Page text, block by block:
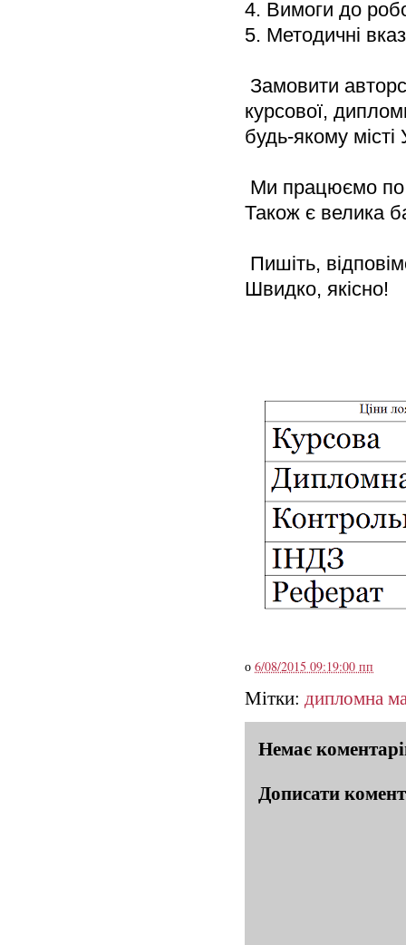
4. Вимоги до
5. Методичні
Замовити
курсової,
будь-якому місті
Ми працюємо по
Також є велика
Пишіть,
Швидко, якісно!
о 6/08/2015 09:19:00 пп
Мітки: дипломна
Немає
Дописати